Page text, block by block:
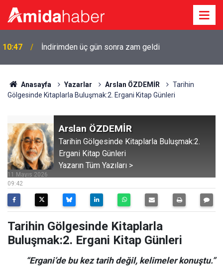
10:38 Diyarbakır'da aynı gece iki evde yangın
Anasayfa Yazarlar Arslan ÖZDEMİR
Tarihin
Gölgesinde Kitaplarla Buluşmak:2. Ergani Kitap Günleri
Arslan ÖZDEMİR
Tarihin Gölgesinde Kitaplarla Buluşmak:2.
Ergani Kitap Günleri
Yazarın Tüm Yazıları >
09:42
11 Mayıs 2026
Tarihin Gölgesinde Kitaplarla
Buluşmak:2. Ergani Kitap Günleri
“Ergani’de bu kez tarih değil, kelimeler konuştu.”